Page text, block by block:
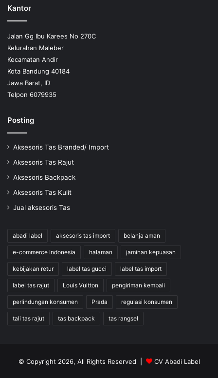
Kantor
Jalan Gg Ibu Karees No 270C
Kelurahan Maleber
Kecamatan Andir
Kota Bandung 40184
Jawa Barat, ID
Telpon 6079935
Posting
Aksesoris Tas Branded/ Import
Aksesoris Tas Rajut
Aksesoris Backpack
Aksesoris Tas Kulit
Jual aksesoris Tas
abadi label aksesoris tas import belanja aman
e-commerce Indonesia halaman jaminan kepuasan
kebijakan retur label tas gucci label tas import
label tas rajut Louis Vuitton pengiriman kembali
perlindungan konsumen Prada regulasi konsumen
tali tas rajut tas backpack tas rangsel
© Copyright 2026, All Rights Reserved | CV Abadi Label